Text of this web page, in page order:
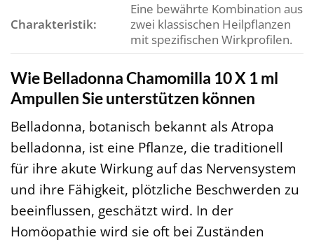
Charakteristik:
Eine bewährte Kombination aus
zwei klassischen Heilpflanzen
mit spezifischen Wirkprofilen.
Wie Belladonna Chamomilla 10 X 1 ml
Ampullen Sie unterstützen können
Belladonna, botanisch bekannt als Atropa
belladonna, ist eine Pflanze, die traditionell
für ihre akute Wirkung auf das Nervensystem
und ihre Fähigkeit, plötzliche Beschwerden zu
beeinflussen, geschätzt wird. In der
Homöopathie wird sie oft bei Zuständen